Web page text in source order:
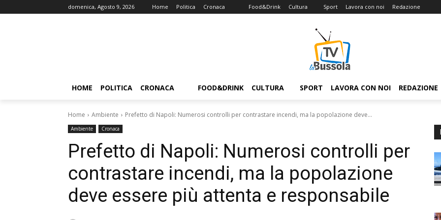
domenica, Agosto 9, 2026 Home Politica Cronaca Food&Drink Cultura Sport Lavora con noi Redazione
HOME POLITICA CRONACA FOOD&DRINK CULTURA SPORT LAVORA CON NOI REDAZIONE
Home Ambiente Prefetto di Napoli: Numerosi controlli per contrastare incendi, ma la popolazione deve...
Ambiente Cronaca
Prefetto di Napoli: Numerosi controlli per
contrastare incendi, ma la popolazione
deve essere più attenta e responsabile